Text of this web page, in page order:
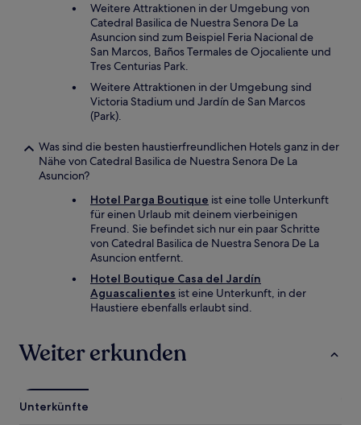
Weitere Attraktionen in der Umgebung von
Catedral Basilica de Nuestra Senora De La
Asuncion sind zum Beispiel Feria Nacional de
San Marcos, Baños Termales de Ojocaliente und
Tres Centurias Park.
Weitere Attraktionen in der Umgebung sind
Victoria Stadium und Jardín de San Marcos
(Park).
Was sind die besten haustierfreundlichen Hotels ganz in der
Nähe von Catedral Basilica de Nuestra Senora De La
Asuncion?
Hotel Parga Boutique ist eine tolle Unterkunft
für einen Urlaub mit deinem vierbeinigen
Freund. Sie befindet sich nur ein paar Schritte
von Catedral Basilica de Nuestra Senora De La
Asuncion entfernt.
Hotel Boutique Casa del Jardín
Aguascalientes ist eine Unterkunft, in der
Haustiere ebenfalls erlaubt sind.
Weiter erkunden
Unterkünfte